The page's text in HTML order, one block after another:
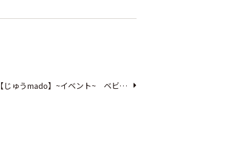
【じゅうmado】~イベント~ ベビ…